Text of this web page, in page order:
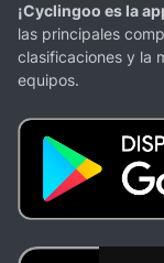
¡Cyclingoo es la
las principales
clasificaciones y la
equipos.